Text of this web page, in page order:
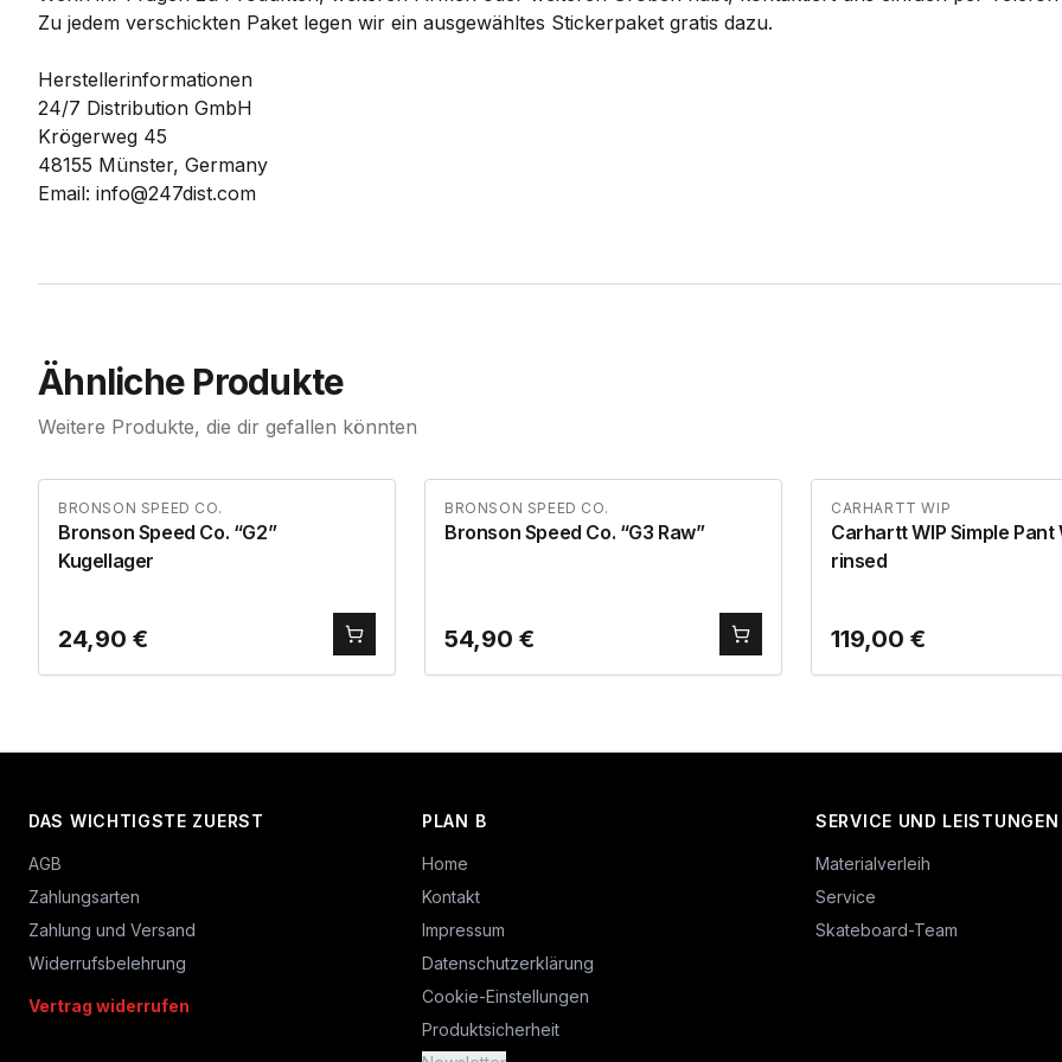
Zu jedem verschickten Paket legen wir ein ausgewähltes Stickerpaket gratis dazu.
Herstellerinformationen
24/7 Distribution GmbH
Krögerweg 45
48155 Münster, Germany
Email: info@247dist.com
Ähnliche Produkte
Weitere Produkte, die dir gefallen könnten
BRONSON SPEED CO.
Bronson Speed Co. “G2”
Kugellager
24,90 €
BRONSON SPEED CO.
Bronson Speed Co. “G3 Raw”
54,90 €
CARHARTT WIP
Carhartt WIP Simple Pant
rinsed
119,00 €
DAS WICHTIGSTE ZUERST
AGB
Zahlungsarten
Zahlung und Versand
Widerrufsbelehrung
Vertrag widerrufen
PLAN B
Home
Kontakt
Impressum
Datenschutzerklärung
Cookie-Einstellungen
Produktsicherheit
SERVICE UND LEISTUNGEN
Materialverleih
Service
Skateboard-Team